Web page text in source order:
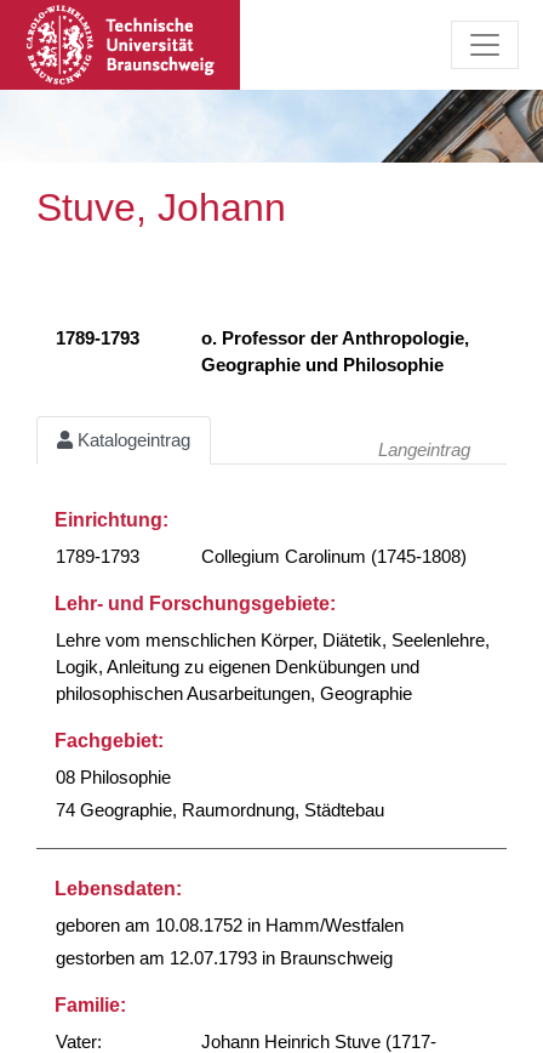
Stuve, Johann
1789-1793
o. Professor der Anthropologie,
Geographie und Philosophie
Katalogeintrag Langeintrag
Einrichtung:
1789-1793
Collegium Carolinum (1745-1808)
Lehr- und Forschungsgebiete:
Lehre vom menschlichen Körper, Diätetik, Seelenlehre,
Logik, Anleitung zu eigenen Denkübungen und
philosophischen Ausarbeitungen, Geographie
Fachgebiet:
08 Philosophie
74 Geographie, Raumordnung, Städtebau
Lebensdaten:
geboren am 10.08.1752 in Hamm/Westfalen
gestorben am 12.07.1793 in Braunschweig
Familie:
Vater:
Johann Heinrich Stuve (1717-